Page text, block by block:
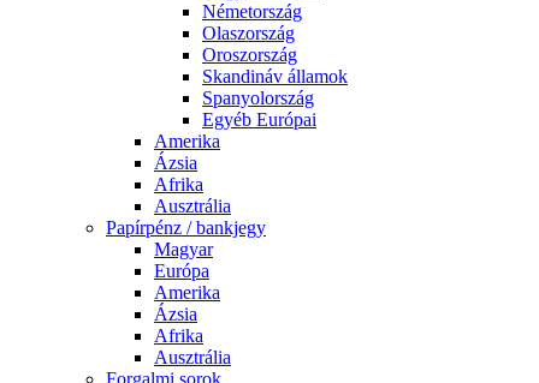
Németország
Olaszország
Oroszország
Skandináv államok
Spanyolország
Egyéb Európai
Amerika
Ázsia
Afrika
Ausztrália
Papírpénz / bankjegy
Magyar
Európa
Amerika
Ázsia
Afrika
Ausztrália
Forgalmi sorok